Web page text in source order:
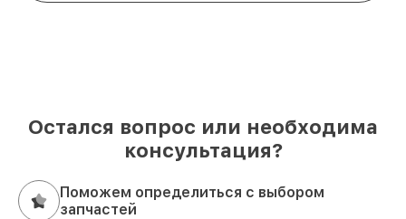
Остался вопрос или необходима
консультация?
Поможем определиться с выбором
запчастей